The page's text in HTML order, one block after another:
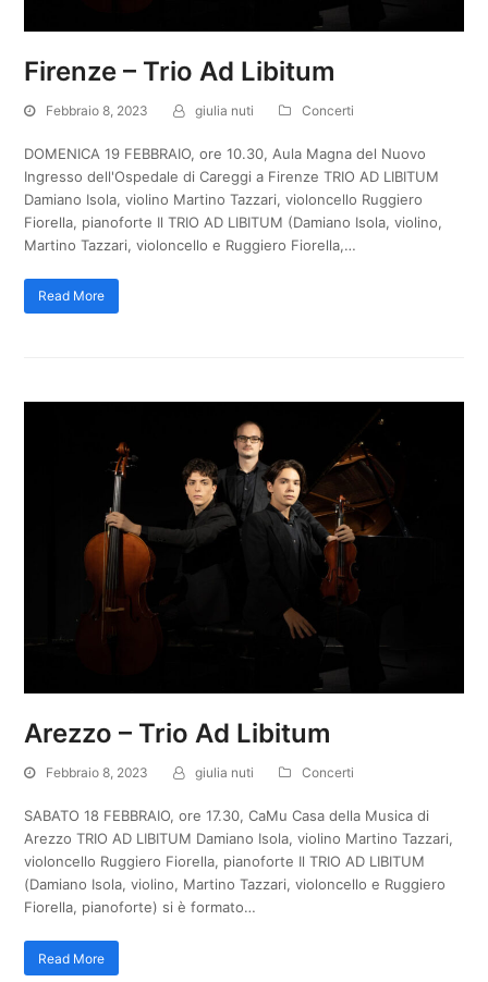
Firenze – Trio Ad Libitum
Febbraio 8, 2023 giulia nuti Concerti
DOMENICA 19 FEBBRAIO, ore 10.30, Aula Magna del Nuovo
Ingresso dell'Ospedale di Careggi a Firenze TRIO AD LIBITUM
Damiano Isola, violino Martino Tazzari, violoncello Ruggiero
Fiorella, pianoforte Il TRIO AD LIBITUM (Damiano Isola, violino,
Martino Tazzari, violoncello e Ruggiero Fiorella,…
Read More
Arezzo – Trio Ad Libitum
Febbraio 8, 2023 giulia nuti Concerti
SABATO 18 FEBBRAIO, ore 17.30, CaMu Casa della Musica di
Arezzo TRIO AD LIBITUM Damiano Isola, violino Martino Tazzari,
violoncello Ruggiero Fiorella, pianoforte Il TRIO AD LIBITUM
(Damiano Isola, violino, Martino Tazzari, violoncello e Ruggiero
Fiorella, pianoforte) si è formato…
Read More